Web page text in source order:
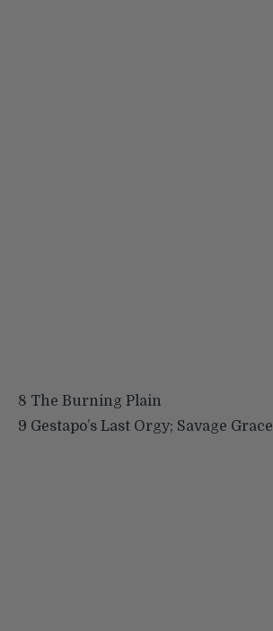
8 The Burning Plain
9 Gestapo’s Last Orgy; Savage Grace